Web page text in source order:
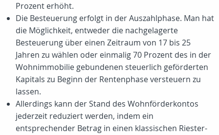
Prozent erhöht.
Die Besteuerung erfolgt in der Auszahlphase. Man hat
die Möglichkeit, entweder die nachgelagerte
Besteuerung über einen Zeitraum von 17 bis 25
Jahren zu wählen oder einmalig 70 Prozent des in der
Wohnimmobilie gebundenen steuerlich geförderten
Kapitals zu Beginn der Rentenphase versteuern zu
lassen.
Allerdings kann der Stand des Wohnförderkontos
jederzeit reduziert werden, indem ein
entsprechender Betrag in einen klassischen Riester-